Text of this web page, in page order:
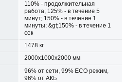
110% - продолжительная
работа; 125% - в течение 5
минут; 150% - в течение 1
минуты; &gt;150% - в течение 1
сек
1478 кг
2000х1000х2000 мм
96% от сети, 99% ECO режим,
96% от АКБ